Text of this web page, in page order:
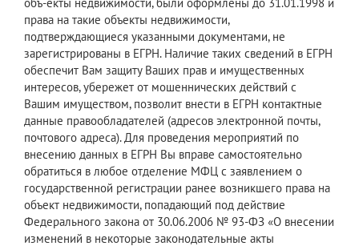
права на такие объекты недвижимости,
подтверждающиеся указанными документами, не
зарегистрированы в ЕГРН. Наличие таких сведений в ЕГРН
обеспечит Вам защиту Ваших прав и имущественных
интересов, убережет от мошеннических действий с
Вашим имуществом, позволит внести в ЕГРН контактные
данные правообладателей (адресов электронной почты,
почтового адреса). Для проведения мероприятий по
внесению данных в ЕГРН Вы вправе самостоятельно
обратиться в любое отделение МФЦ с заявлением о
государственной регистрации ранее возникшего права на
объект недвижимости, попадающий под действие
Федерального закона от 30.06.2006 № 93-ФЗ «О внесении
изменений в некоторые законодательные акты